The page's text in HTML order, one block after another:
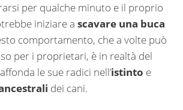
per qualche minuto e il proprio
iniziare a scavare una buca
comportamento, che a volte può
per i proprietari, è in realtà del
le sue radici nell’istinto e
dei cani.